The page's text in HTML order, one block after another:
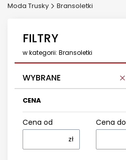
Moda Trusky Bransoletki
FILTRY
w kategorii: Bransoletki
WYBRANE
CENA
Cena od
zł
Cena do